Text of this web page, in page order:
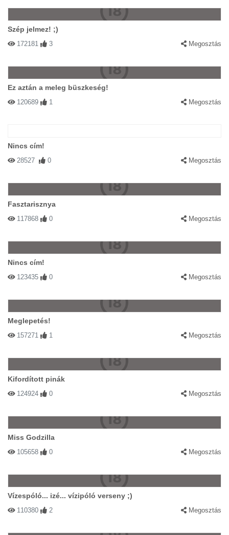
Szép jelmez! ;)
172181 3 Megosztás
Ez aztán a meleg büszkeség!
120689 1 Megosztás
Nincs cím!
28527 0 Megosztás
Fasztarisznya
117868 0 Megosztás
Nincs cím!
123435 0 Megosztás
Meglepetés!
157271 1 Megosztás
Kifordított pinák
124924 0 Megosztás
Miss Godzilla
105658 0 Megosztás
Vízespóló... izé... vízipóló verseny ;)
110380 2 Megosztás